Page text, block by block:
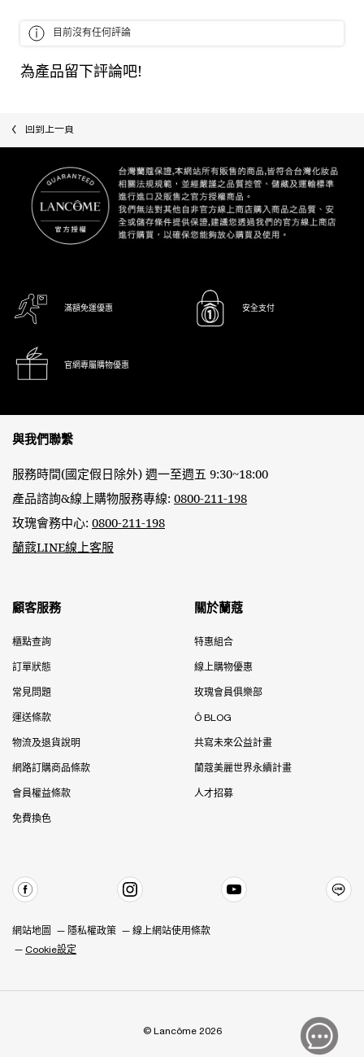
目前沒有任何評論
為產品留下評論吧!
回到上一頁
滿額免運優惠 安全支付
官網專屬購物優惠
與我們聯繫
服務時間(國定假日除外) 週一至週五 9:30~18:00
產品諮詢&線上購物服務專線: 0800-211-198
玫瑰會務中心: 0800-211-198
蘭蔻LINE線上客服
顧客服務
櫃點查詢
訂單狀態
常見問題
運送條款
物流及退貨說明
網路訂購商品條款
會員權益條款
免費換色
關於蘭蔻
特惠組合
線上購物優惠
玫瑰會員俱樂部
Ô BLOG
共寫未來公益計畫
蘭蔻美麗世界永續計畫
人才招募
網站地圖 隱私權政策 線上網站使用條款
Cookie設定
© Lancôme 2026